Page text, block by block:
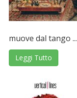
muove dal tango ...
Leggi Tutto